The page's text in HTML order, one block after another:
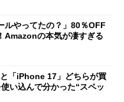
ルやってたの？」80％OFF
Amazonの本気が凄すぎる
「iPhone 17」どちらが買
い込んで分かった“スペッ